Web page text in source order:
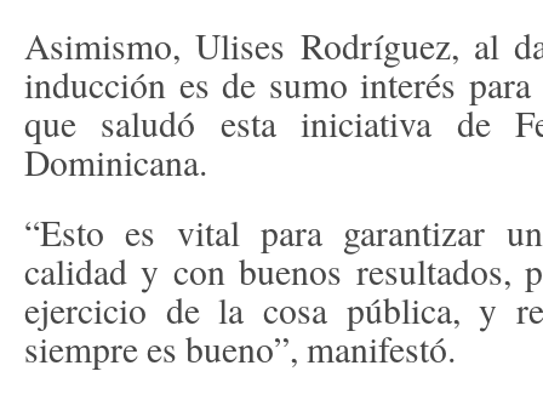
Asimismo, Ulises Rodríguez, al
inducción es de sumo interés
que saludó esta iniciativa de
Dominicana.
“Esto es vital para garantizar
calidad y con buenos resultados,
ejercicio de la cosa pública, y
siempre es bueno”, manifestó.